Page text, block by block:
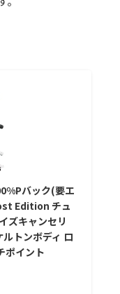
バック(要エ
Edition チュ
ズキャンセリ
トンボディ ロ
ポイント